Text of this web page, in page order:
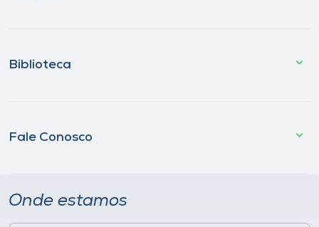
Biblioteca
Fale Conosco
Onde estamos